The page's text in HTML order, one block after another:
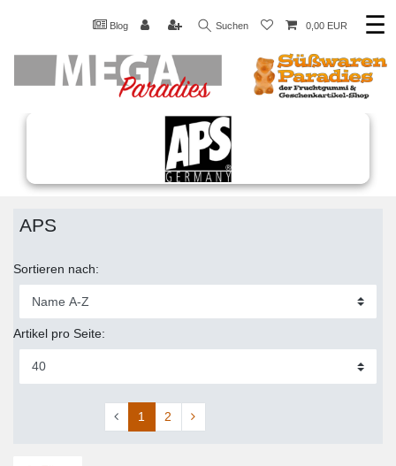
Blog Suchen 0,00 EUR ☰
APS
Sortieren nach:
Artikel pro Seite:
1 2